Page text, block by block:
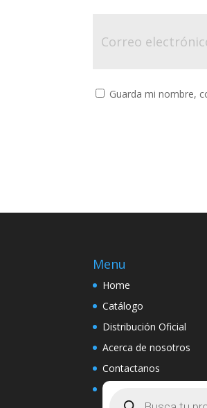
Guarda mi nombre,
Menu
Home
Catálogo
Distribución Oficial
Acerca de nosotros
Contactanos